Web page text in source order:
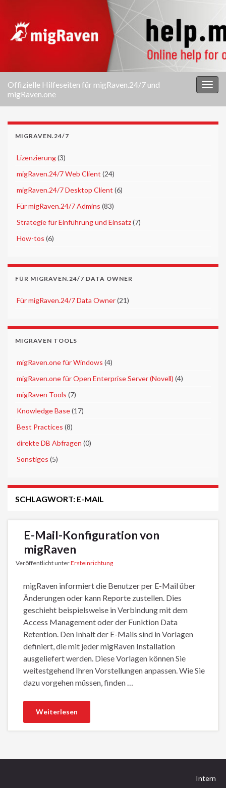
Offizielle Hilfeseiten für migRaven.24/7 und
migRaven.one
MIGRAVEN.24/7
Lizenzierung(3)
migRaven.24/7 Web Client (24)
migRaven.24/7 Desktop Client (6)
Für migRaven.24/7 Admins (83)
Strategie für Einführung und Einsatz(7)
How-tos (6)
FÜR MIGRAVEN.24/7 DATA OWNER
Für migRaven.24/7 Data Owner(21)
MIGRAVEN TOOLS
migRaven.one für Windows (4)
migRaven.one für Open Enterprise Server (Novell) (4)
migRaven Tools (7)
Knowledge Base(17)
Best Practices (8)
direkte DB Abfragen (0)
Sonstiges (5)
SCHLAGWORT: E-MAIL
E-Mail-Konfiguration von
migRaven
Veröffentlicht unterErsteinrichtung
migRaven informiert die Benutzer per E-Mail über
Änderungen oder kann Reporte zustellen. Dies
geschieht beispielsweise in Verbindung mit dem
Access Management oder der Funktion Data
Retention. Den Inhalt der E-Mails sind in Vorlagen
definiert, die mit jeder migRaven Installation
ausgeliefert werden. Diese Vorlagen können Sie
weitestgehend Ihren Vorstellungen anpassen. Wie Sie
dazu vorgehen müssen, finden …
Weiterlesen
Intern